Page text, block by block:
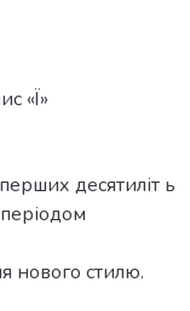
«Ї»
десятиліт ь
нового стилю.